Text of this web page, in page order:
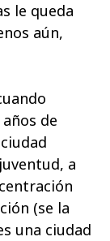
le queda
aún,
de
a
(se la
una ciudad